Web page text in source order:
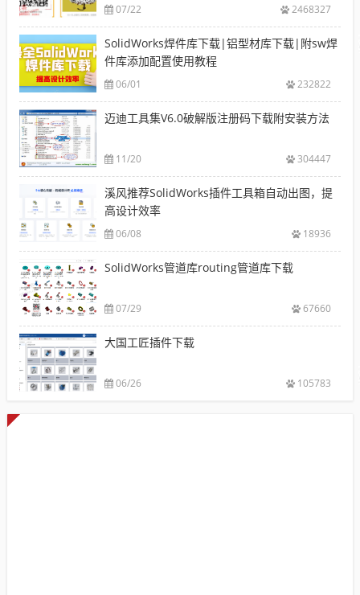
07/22 2468327
SolidWorks焊件库下载|铝型材库下载|附sw焊
件库添加配置使用教程
06/01 232822
迈迪工具集V6.0破解版注册码下载附安装方法
11/20 304447
溪风推荐SolidWorks插件工具箱自动出图，提
高设计效率
06/08 18936
SolidWorks管道库routing管道库下载
07/29 67660
大国工匠插件下载
06/26 105783